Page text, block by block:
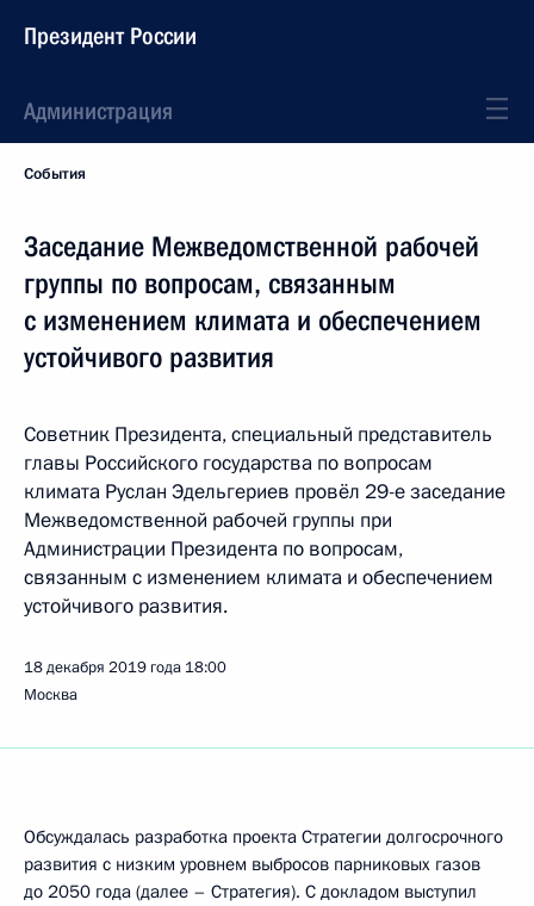
Президент России
Администрация
События
Заседание Межведомственной рабочей
группы по вопросам, связанным
с изменением климата и обеспечением
устойчивого развития
Советник Президента, специальный представитель
главы Российского государства по вопросам
климата Руслан Эдельгериев провёл 29-е заседание
Межведомственной рабочей группы при
Администрации Президента по вопросам,
связанным с изменением климата и обеспечением
устойчивого развития.
18 декабря 2019 года 18:00
Москва
Обсуждалась разработка проекта Стратегии долгосрочного
развития с низким уровнем выбросов парниковых газов
до 2050 года (далее – Стратегия). С докладом выступил